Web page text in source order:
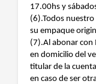
17.00hs y
(6).Todos
su empaque
(7).Al abonar con
en domicilio del
titular de la
en caso de ser